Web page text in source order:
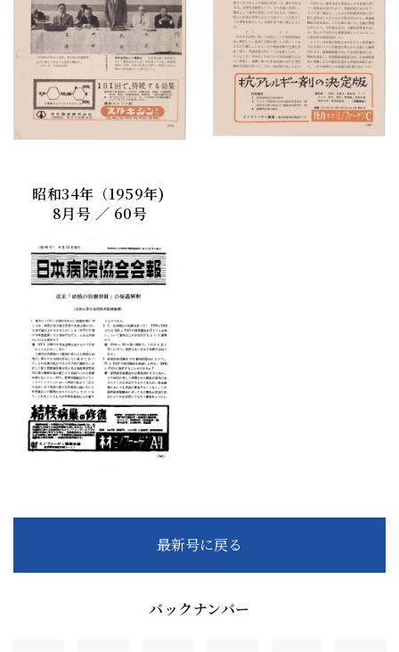
昭和34年（1959年)
8月号 ／ 60号
最新号に戻る
バックナンバー